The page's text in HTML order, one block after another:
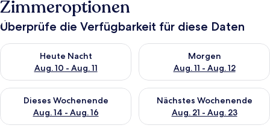
Zimmeroptionen
Überprüfe die Verfügbarkeit für diese Daten
Heute Nacht
Aug. 10 - Aug. 11
Überprüfe die Verfügbarkeit für heute Nacht, Aug. 10 - Aug.
Morgen
Aug. 11 - Aug. 12
Überprüfe die Verfügbarkeit
Dieses Wochenende
Aug. 14 - Aug. 16
Überprüfe die Verfügbarkeit für dieses Wochenende, Aug. 14
Nächstes Wochenende
Aug. 21 - Aug. 23
Überprüfe die Verfügbarkeit